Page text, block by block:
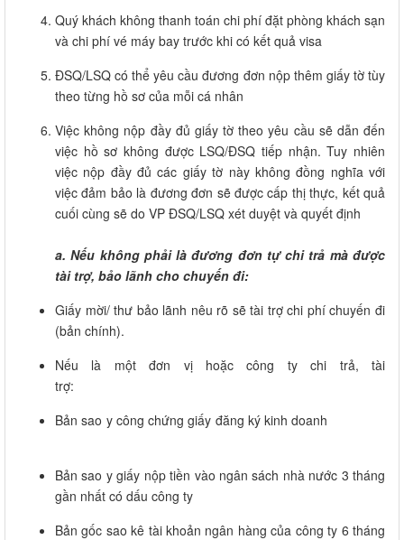
Quý khách không thanh toán chi phí đặt phòng khách sạn
và chi phí vé máy bay trước khi có kết quả visa
ĐSQ/LSQ có thể yêu cầu đương đơn nộp thêm giấy tờ tùy
theo từng hồ sơ của mỗi cá nhân
Việc không nộp đầy đủ giấy tờ theo yêu cầu sẽ dẫn đến
việc hồ sơ không được LSQ/ĐSQ tiếp nhận. Tuy nhiên
việc nộp đầy đủ các giấy tờ này không đồng nghĩa với
việc đảm bảo là đương đơn sẽ được cấp thị thực, kết quả
cuối cùng sẽ do VP ĐSQ/LSQ xét duyệt và quyết định
a.Nếu không phải là đương đơn tự chi trả mà được
tài trợ, bảo lãnh cho chuyến đi:
Giấy mời/ thư bảo lãnh nêu rõ sẽ tài trợ chi phí chuyến đi
(bản chính).
Nếu là một đơn vị hoặc công ty chi trả, tài
trợ:
Bản sao y công chứng giấy đăng ký kinh doanh
Bản sao y giấy nộp tiền vào ngân sách nhà nước 3 tháng
gần nhất có dấu công ty
Bản gốc sao kê tài khoản ngân hàng của công ty 6 tháng